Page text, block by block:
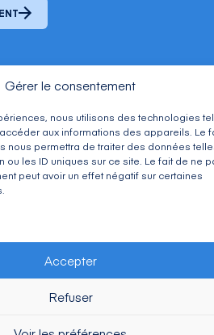
Gérer le consentement
nous utilisons des technologies
aux informations des appareils. Le
nous permettra de traiter des données
ou les ID uniques sur ce site. Le fait de ne
peut avoir un effet négatif sur certaines
Accepter
Refuser